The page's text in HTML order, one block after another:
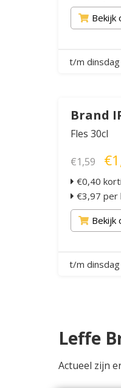
Bekijk
t/m
Brand
Fles 30cl
€1,59
€0,40
€3,97 per
Bekijk
t/m
Leffe
Actueel zijn